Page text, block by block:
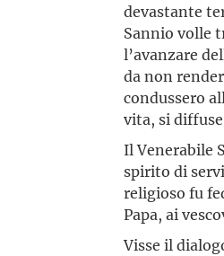
devastante
Sannio volle
l’avanzare
da non
condussero
vita, si
Il Venerabile
spirito di
religioso fu
Papa, ai
Visse il